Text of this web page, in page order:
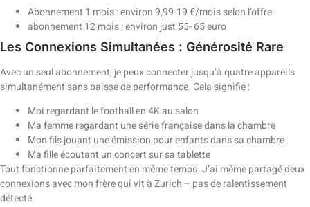
Abonnement 1 mois : environ 9,99-19 €/mois selon l’offre
abonnement 12 mois ; environ just 55- 65 euro
Les Connexions Simultanées : Générosité Rare
Avec un seul abonnement, je peux connecter jusqu’à quatre appareils
simultanément sans baisse de performance. Cela signifie :
Moi regardant le football en 4K au salon
Ma femme regardant une série française dans la chambre
Mon fils jouant une émission pour enfants dans sa chambre
Ma fille écoutant un concert sur sa tablette
Tout fonctionne parfaitement en même temps. J’ai même partagé deux
connexions avec mon frère qui vit à Zurich – pas de ralentissement
détecté.